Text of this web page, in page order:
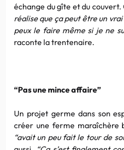
échange du gîte et du couvert.
réalise que ça peut être un
peux le faire même si je ne
raconte la trentenaire.
“Pas une mince affaire”
Un projet germe dans son
créer une ferme maraîchère
“avait un peu fait le tour de